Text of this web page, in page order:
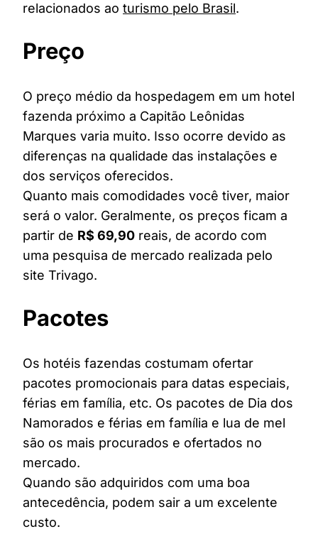
relacionados ao turismo pelo Brasil.
Preço
O preço médio da hospedagem em um hotel
fazenda próximo a Capitão Leônidas
Marques varia muito. Isso ocorre devido as
diferenças na qualidade das instalações e
dos serviços oferecidos.
Quanto mais comodidades você tiver, maior
será o valor. Geralmente, os preços ficam a
partir de R$ 69,90 reais, de acordo com
uma pesquisa de mercado realizada pelo
site Trivago.
Pacotes
Os hotéis fazendas costumam ofertar
pacotes promocionais para datas especiais,
férias em família, etc. Os pacotes de Dia dos
Namorados e férias em família e lua de mel
são os mais procurados e ofertados no
mercado.
Quando são adquiridos com uma boa
antecedência, podem sair a um excelente
custo.